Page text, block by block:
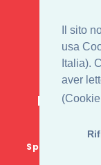
Il sito
usa
Italia).
aver
IL
E-
Spedizione